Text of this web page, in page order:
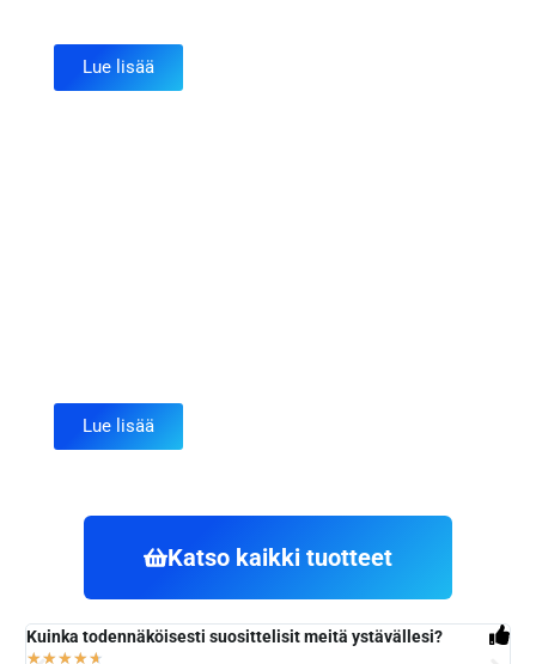
Lue lisää
Lue lisää
Katso kaikki tuotteet
Kuinka todennäköisesti suosittelisit meitä ystävällesi?
★★★★★